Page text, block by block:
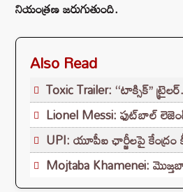
నియంత్రణ జరుగుతుంది.
Also Read
Toxic Trailer: ‘‘టాక్సిక్’’
Lionel Messi: ఫుట్‌బాల్
UPI: యూపీఐ ఛార్జీలపై
Mojtaba Khamenei: